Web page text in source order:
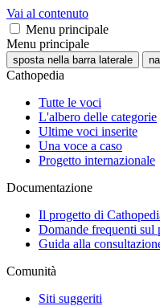
Vai al contenuto
Menu principale
Menu principale
sposta nella barra laterale
Cathopedia
Tutte le voci
L'albero delle categorie
Ultime voci inserite
Una voce a caso
Progetto internazionale
Documentazione
Il progetto di
Domande frequenti sul
Guida alla
Comunità
Siti suggeriti